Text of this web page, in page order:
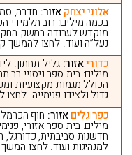
אלוני יצחקאזור: חדרה,
בכמה מילים: רוב תלמידי
מוקדש לעבודה במשק
נעל”ה ועוד. לחצו להמשך
כדוריאזור: גליל תחתון.
מילים: בית ספר ניסויי רב
הכולל מגמות מקצועיות
גדול ולצידו פנימייה.
כפר גליםאזור: חוף
מילים: בית ספר אזורי,
חדשנות סביבתית, כדורגל,
למנהיגות ועוד. לחצו